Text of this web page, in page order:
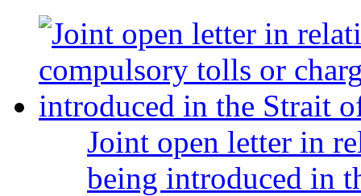
Joint open letter in
being introduced in